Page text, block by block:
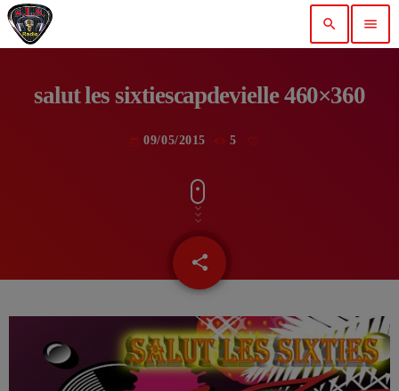
search menu
salut les sixtiescapdevielle 460×360
09/05/2015 5
share
email